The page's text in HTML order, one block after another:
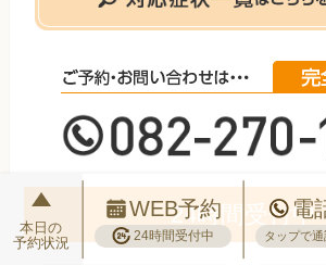
24時間受付中
本日の
予約状況
WEB予約
24時間受付中
電
タップで